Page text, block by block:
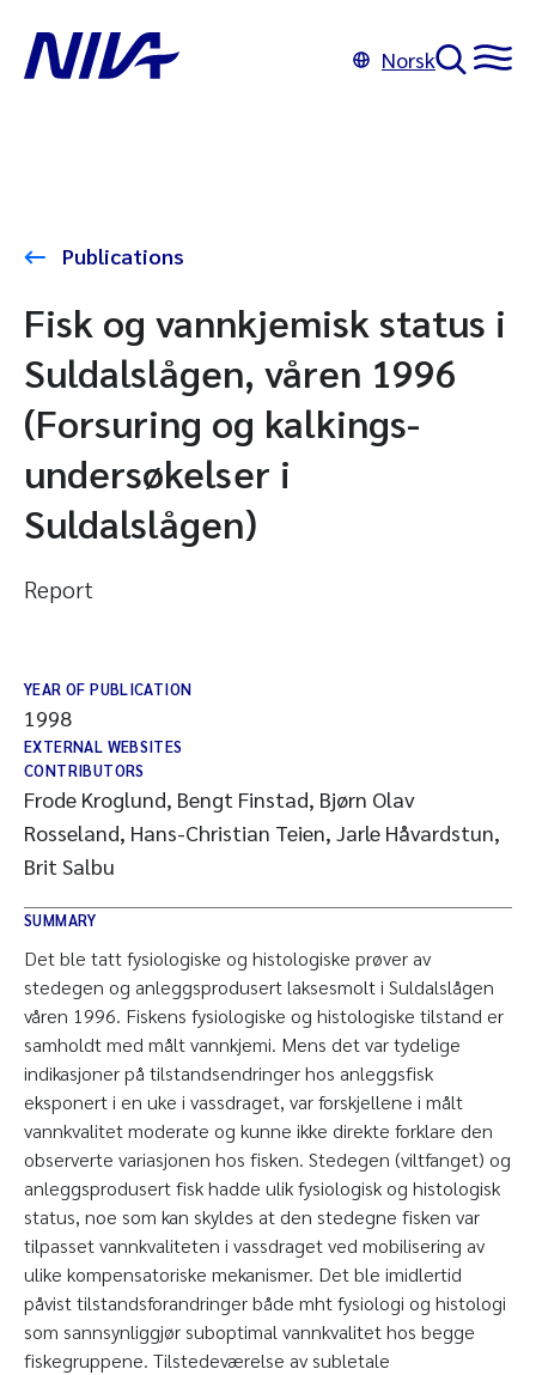
Norsk
Publications
Fisk og vannkjemisk status i
Suldalslågen, våren 1996
(Forsuring og kalkings-
undersøkelser i
Suldalslågen)
Report
YEAR OF PUBLICATION
1998
EXTERNAL WEBSITES
CONTRIBUTORS
Frode Kroglund, Bengt Finstad, Bjørn Olav
Rosseland, Hans-Christian Teien, Jarle Håvardstun,
Brit Salbu
SUMMARY
Det ble tatt fysiologiske og histologiske prøver av
stedegen og anleggsprodusert laksesmolt i Suldalslågen
våren 1996. Fiskens fysiologiske og histologiske tilstand er
samholdt med målt vannkjemi. Mens det var tydelige
indikasjoner på tilstandsendringer hos anleggsfisk
eksponert i en uke i vassdraget, var forskjellene i målt
vannkvalitet moderate og kunne ikke direkte forklare den
observerte variasjonen hos fisken. Stedegen (viltfanget) og
anleggsprodusert fisk hadde ulik fysiologisk og histologisk
status, noe som kan skyldes at den stedegne fisken var
tilpasset vannkvaliteten i vassdraget ved mobilisering av
ulike kompensatoriske mekanismer. Det ble imidlertid
påvist tilstandsforandringer både mht fysiologi og histologi
som sannsynliggjør suboptimal vannkvalitet hos begge
fiskegruppene. Tilstedeværelse av subletale